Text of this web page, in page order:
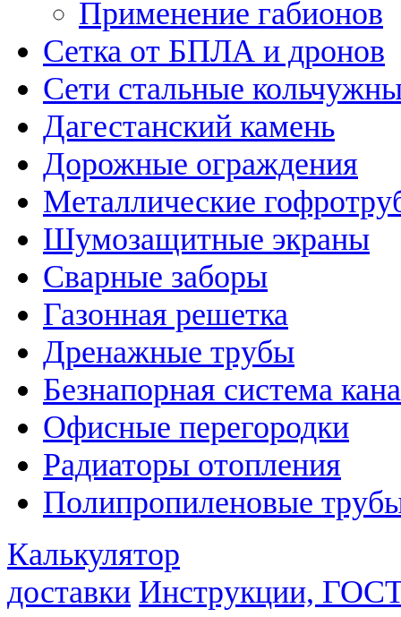
Применение габионов
Сетка от БПЛА и дронов
Сети стальные
Дагестанский камень
Дорожные ограждения
Металлические
Шумозащитные экраны
Сварные заборы
Газонная решетка
Дренажные трубы
Безнапорная система
Офисные перегородки
Радиаторы отопления
Полипропиленовые
Калькулятор
доставки Инструкции,